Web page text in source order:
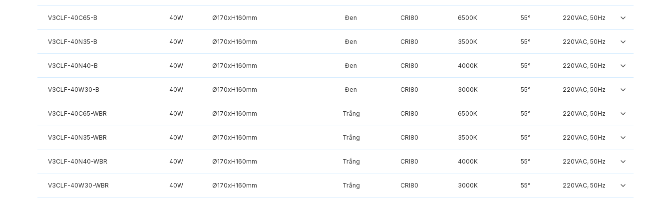
V3CLF-40C65-B 40W Ø170xH160mm Đen CRI80 6500K 55° 220VAC, 50Hz
V3CLF-40N35-B 40W Ø170xH160mm Đen CRI80 3500K 55° 220VAC, 50Hz
V3CLF-40N40-B 40W Ø170xH160mm Đen CRI80 4000K 55° 220VAC, 50Hz
V3CLF-40W30-B 40W Ø170xH160mm Đen CRI80 3000K 55° 220VAC, 50Hz
V3CLF-40C65-WBR 40W Ø170xH160mm Trắng CRI80 6500K 55° 220VAC, 50Hz
V3CLF-40N35-WBR 40W Ø170xH160mm Trắng CRI80 3500K 55° 220VAC, 50Hz
V3CLF-40N40-WBR 40W Ø170xH160mm Trắng CRI80 4000K 55° 220VAC, 50Hz
V3CLF-40W30-WBR 40W Ø170xH160mm Trắng CRI80 3000K 55° 220VAC, 50Hz